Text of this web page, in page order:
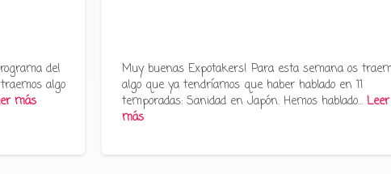
del
algo
más
Muy buenas Expotakers! Para esta semana os
algo que ya tendríamos que haber hablado en 11
temporadas: Sanidad en Japón. Hemos hablado…Leer
más